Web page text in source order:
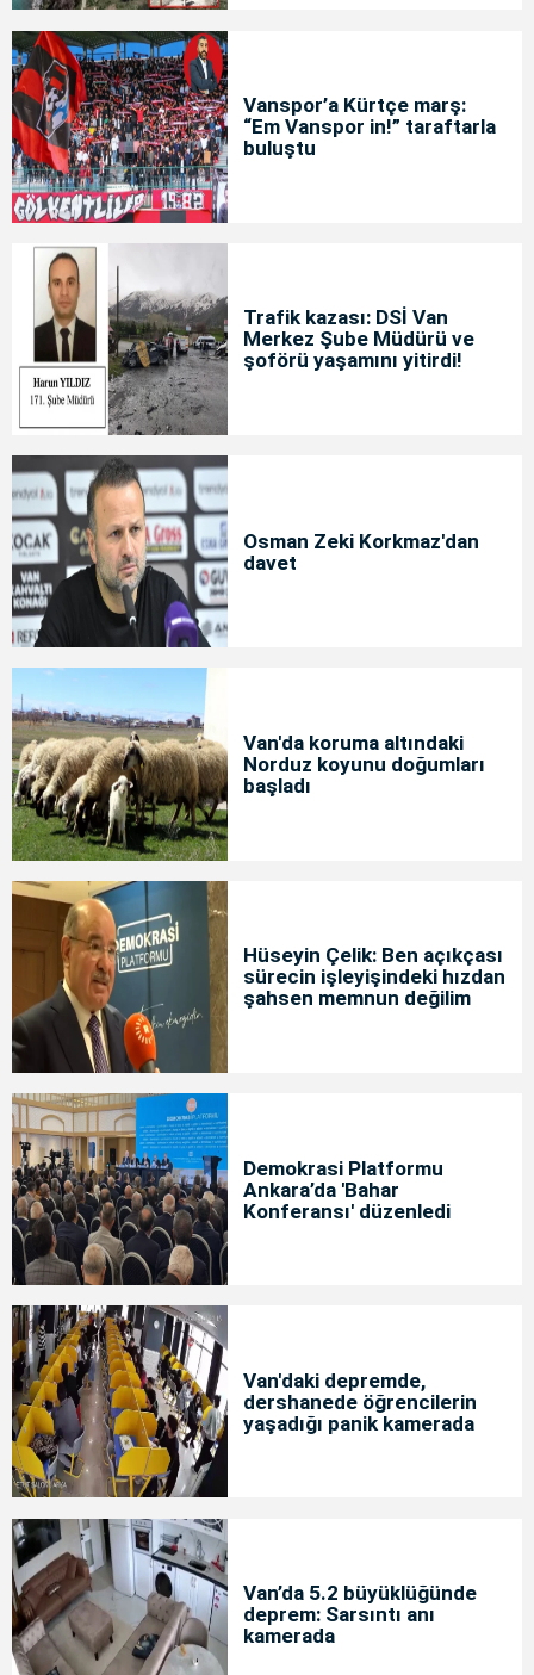
Vanspor’a Kürtçe marş:
“Em Vanspor in!” taraftarla
buluştu
Trafik kazası: DSİ Van
Merkez Şube Müdürü ve
şoförü yaşamını yitirdi!
Osman Zeki Korkmaz'dan
davet
Van'da koruma altındaki
Norduz koyunu doğumları
başladı
Hüseyin Çelik: Ben açıkçası
sürecin işleyişindeki hızdan
şahsen memnun değilim
Demokrasi Platformu
Ankara’da 'Bahar
Konferansı' düzenledi
Van'daki depremde,
dershanede öğrencilerin
yaşadığı panik kamerada
Van’da 5.2 büyüklüğünde
deprem: Sarsıntı anı
kamerada